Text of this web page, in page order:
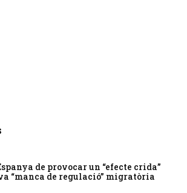
de provocar un “efecte crida”
“manca de regulació” migratòria